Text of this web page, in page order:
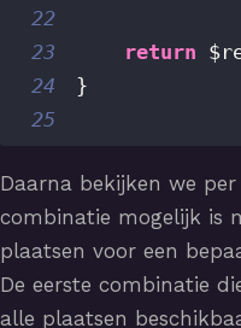
22
23
return
24
}
25
Daarna bekijken we
combinatie mogelijk is
plaatsen voor een
De eerste combinatie
alle plaatsen